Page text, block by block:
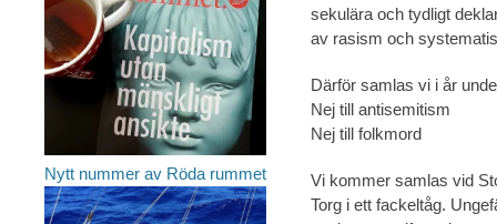
sekulära och tydligt
av rasism och
Därför samlas vi i år
Nej till antisemitism
Nej till folkmord
Vi kommer samlas vid
Torg i ett fackeltåg.
Nytt nummer av Röda rummet